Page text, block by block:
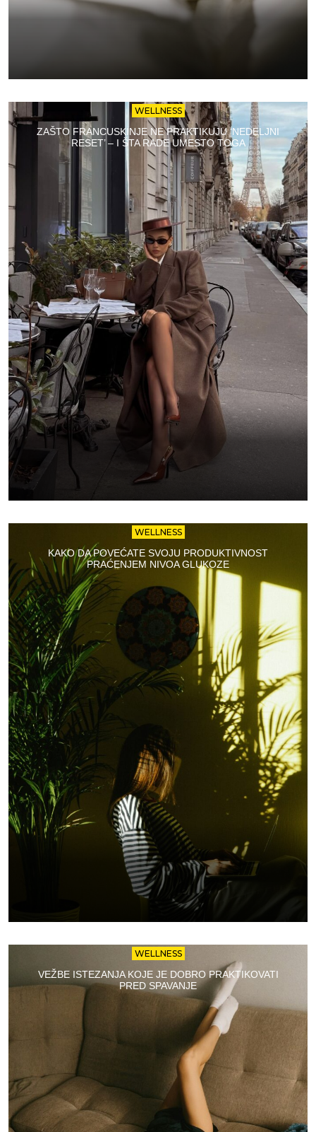
WELLNESS
ZAŠTO FRANCUSKINJE NE PRAKTIKUJU ‘NEDELJNI
RESET’ – I ŠTA RADE UMESTO TOGA
WELLNESS
KAKO DA POVEĆATE SVOJU PRODUKTIVNOST
PRAĆENJEM NIVOA GLUKOZE
WELLNESS
VEŽBE ISTEZANJA KOJE JE DOBRO PRAKTIKOVATI
PRED SPAVANJE